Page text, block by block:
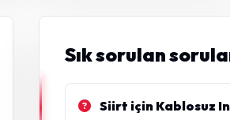
Sık sorulan
Siirt için Kablosuz